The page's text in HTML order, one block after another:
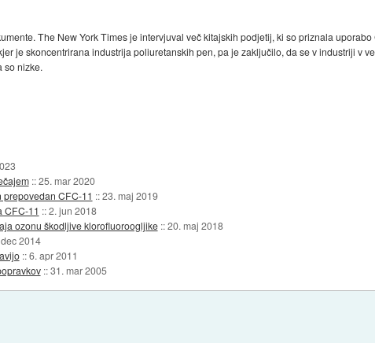
The New York Times je intervjuval več kitajskih podjetij, ki so priznala
je skoncentrirana industrija poliuretanskih pen, pa je zaključilo, da se v industriji v
so nizke.
::25. mar 2020
prepovedan CFC-11 ::23. maj 2019
CFC-11 ::2. jun 2018
ozonu škodljive klorofluoroogljike ::20. maj 2018
2014
::6. apr 2011
::31. mar 2005